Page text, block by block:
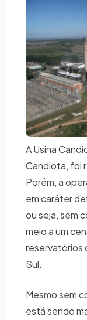
A Usina
Candiota, foi
Porém, a
em caráter
ou seja, sem
meio a um
reservatórios
Sul.
Mesmo sem
está sendo